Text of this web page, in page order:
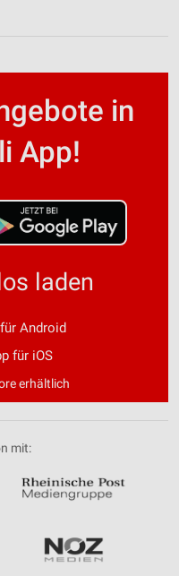
in
App!
laden
Android
für iOS
erhältlich
mit: